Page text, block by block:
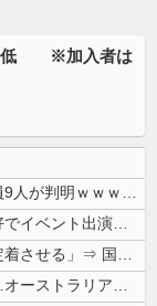
最低 ※加入者は
【悲報】消費税減税に反対している自民党議員9人が判明ｗｗｗｗｗｗ
【画像】リアルみいちゃん、とんでもない格好でイベント出演するwwwww...
高市総理「物価上昇を上回る賃上げを日本に定着させる」⇒ 国家公務員月...
【ラグビー】日本代表、歴史的初勝利ならず…オーストラリアに逆転負け ８...